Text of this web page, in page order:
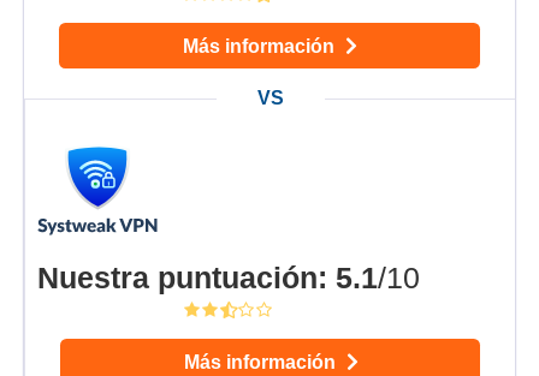
Más información
Nuestra puntuación: 5.1/10
Más información